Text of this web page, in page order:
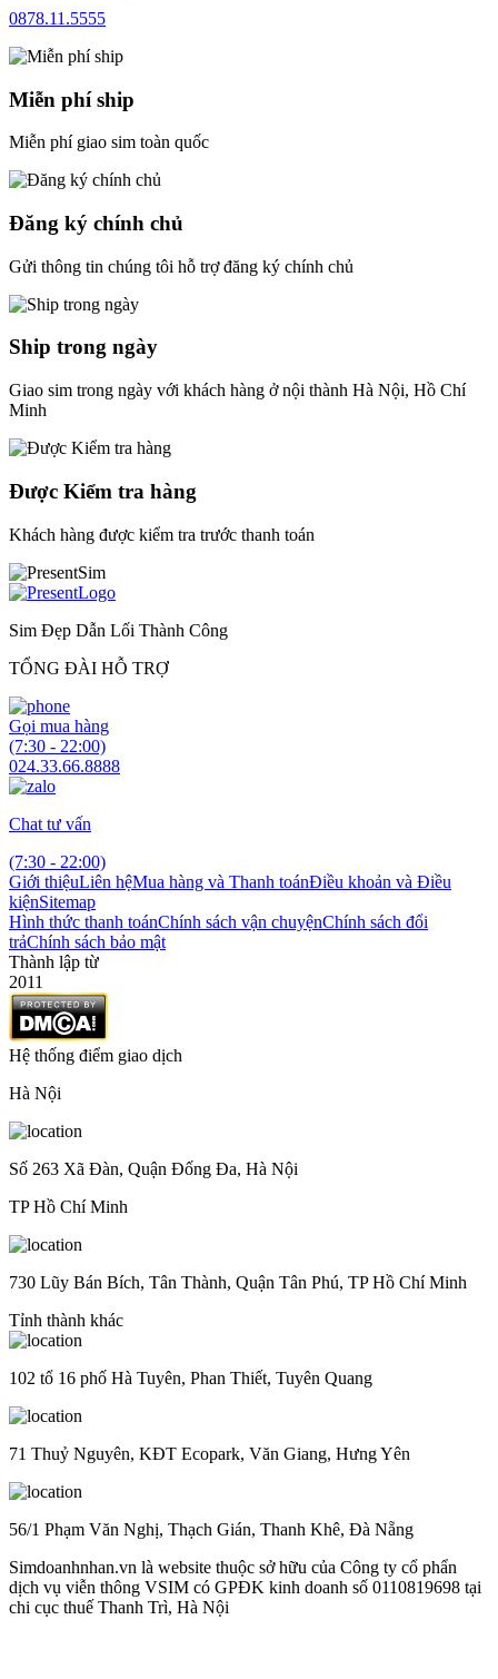
0878.11.5555
Miễn phí ship
Miễn phí giao sim toàn quốc
Đăng ký chính chủ
Gửi thông tin chúng tôi hỗ trợ đăng ký chính chủ
Ship trong ngày
Giao sim trong ngày với khách hàng ở nội thành Hà Nội, Hồ Chí
Minh
Được Kiểm tra hàng
Khách hàng được kiểm tra trước thanh toán
Sim Đẹp Dẫn Lối Thành Công
TỔNG ĐÀI HỖ TRỢ
Gọi mua hàng
(7:30 - 22:00)
024.33.66.8888
Chat tư vấn
(7:30 - 22:00)
Giới thiệuLiên hệMua hàng và Thanh toánĐiều khoản và Điều
kiệnSitemap
Hình thức thanh toánChính sách vận chuyệnChính sách đổi
trảChính sách bảo mật
Thành lập từ
2011
Hệ thống điểm giao dịch
Hà Nội
Số 263 Xã Đàn, Quận Đống Đa, Hà Nội
TP Hồ Chí Minh
730 Lũy Bán Bích, Tân Thành, Quận Tân Phú, TP Hồ Chí Minh
Tỉnh thành khác
102 tổ 16 phố Hà Tuyên, Phan Thiết, Tuyên Quang
71 Thuỷ Nguyên, KĐT Ecopark, Văn Giang, Hưng Yên
56/1 Phạm Văn Nghị, Thạch Gián, Thanh Khê, Đà Nẵng
Simdoanhnhan.vn là website thuộc sở hữu của Công ty cổ phẩn
dịch vụ viễn thông VSIM có GPĐK kinh doanh số 0110819698 tại
chi cục thuế Thanh Trì, Hà Nội